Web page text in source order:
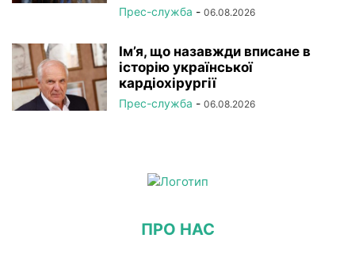
Прес-служба - 06.08.2026
Ім’я, що назавжди вписане в
історію української
кардіохірургії
Прес-служба - 06.08.2026
ПРО НАС